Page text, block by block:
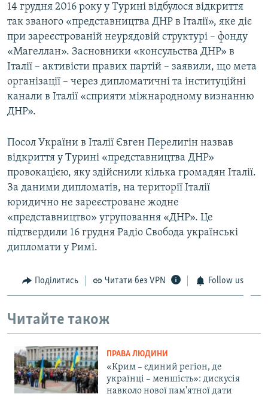
14 грудня 2016 року у Турині відбулося відкриття
так званого «представництва ДНР в Італії», яке діє
при зареєстрованій неурядовій структурі – фонду
«Магеллан». Засновники «консульства ДНР» в
Італії – активісти правих партій – заявили, що мета
організації – через дипломатичні та інституційні
канали в Італії «сприяти міжнародному визнанню
ДНР».
Посол України в Італії Євген Перелигін назвав
відкриття у Турині «представництва ДНР»
провокацією, яку здійснили кілька громадян Італії.
За даними дипломатів, на території Італії
юридично не зареєстроване жодне
«представництво» угруповання «ДНР». Це
підтвердили 16 грудня Радіо Свобода українські
дипломати у Римі.
Поділитись Читати без VPN Follow us
Читайте також
ПРАВА ЛЮДИНИ
«Крим – єдиний регіон, де
українці – меншість»: дискусія
навколо нової пам'ятної дати